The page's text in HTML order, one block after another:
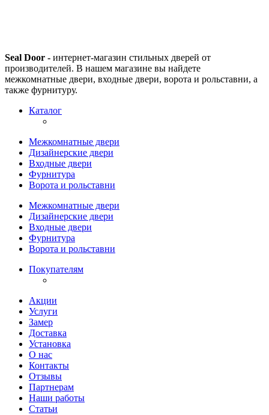
Seal Door - интернет-магазин стильных дверей от
производителей. В нашем магазине вы найдете
межкомнатные двери, входные двери, ворота и рольставни, а
также фурнитуру.
Каталог
Межкомнатные двери
Дизайнерские двери
Входные двери
Фурнитура
Ворота и рольставни
Межкомнатные двери
Дизайнерские двери
Входные двери
Фурнитура
Ворота и рольставни
Покупателям
Акции
Услуги
Замер
Доставка
Установка
О нас
Контакты
Отзывы
Партнерам
Наши работы
Статьи